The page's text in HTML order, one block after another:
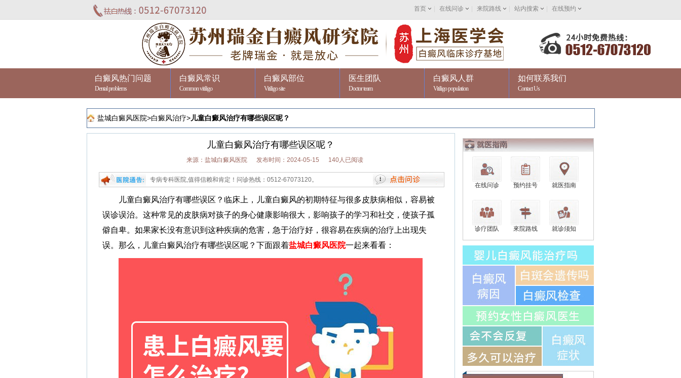
首页 在线问诊 来院路线 站内搜索 在线预约
白癜风热门问题
Dental problems
白癜风常识
Common vitiligo
白癜风部位
Vitiligo site
医生团队
Doctor team
白癜风人群
Vitiligo population
如何联系我们
Contact Us
盐城白癜风医院>白癜风治疗>儿童白癜风治疗有哪些误区呢？
儿童白癜风治疗有哪些误区呢？
来源：盐城白癜风医院 发布时间：2024-05-15 140人已阅读
风医院进行治疗,苏州瑞金是江苏省专业祛白的专病专科医院,值得信赖和肯定！问诊热线：0512-67073120。
儿童白癜风治疗有哪些误区？临床上，儿童白癜风的初期特征与很多皮肤病相似，容易被
误诊误治。这种常见的皮肤病对孩子的身心健康影响很大，影响孩子的学习和社交，使孩子孤
僻自卑。如果家长没有意识到这种疾病的危害，急于治疗好，很容易在疾病的治疗上出现失
误。那么，儿童白癜风治疗有哪些误区呢？下面跟着盐城白癜风医院一起来看看：
在线问诊 预约挂号 就医指南
诊疗团队 來院路线 就诊须知